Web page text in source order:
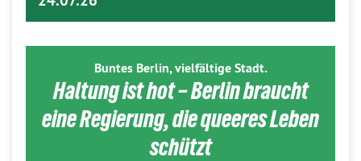
Buntes Berlin, vielfältige Stadt.
Haltung ist hot – Berlin braucht
eine Regierung, die queeres Leben
schützt